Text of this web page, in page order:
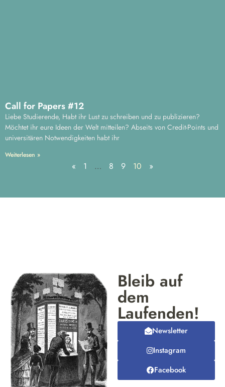
Call for Papers #12
Liebe Studierende, Habt ihr Lust zu schreiben und zu publizieren?
Möchtet ihr eure Ideen der Welt mitteilen? Abseits von Credit-Points und
universitären Notwendigkeiten habt ihr
Weiterlesen »
« 1 … 8 9 10 »
Bleib auf
dem
Laufenden!
Newsletter
Instagram
Facebook